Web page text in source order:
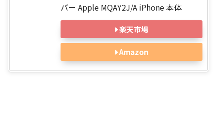
バー Apple MQAY2J/A iPhone 本体
楽天市場
Amazon